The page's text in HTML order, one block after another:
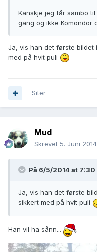
Kanskje jeg får sambo
gang og ikke Komondor
Ja, vis han det første
med på hvit puli
Siter
Mud
Skrevet 5. Juni 2014
På 6/5/2014 at 7:30
Ja, vis han det første
sikkert med på hvit puli
Han vil ha sånn...